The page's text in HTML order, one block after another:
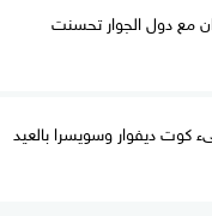
مع دول الجوار تحسنت
كوت ديفوار وسويسرا بالعيد